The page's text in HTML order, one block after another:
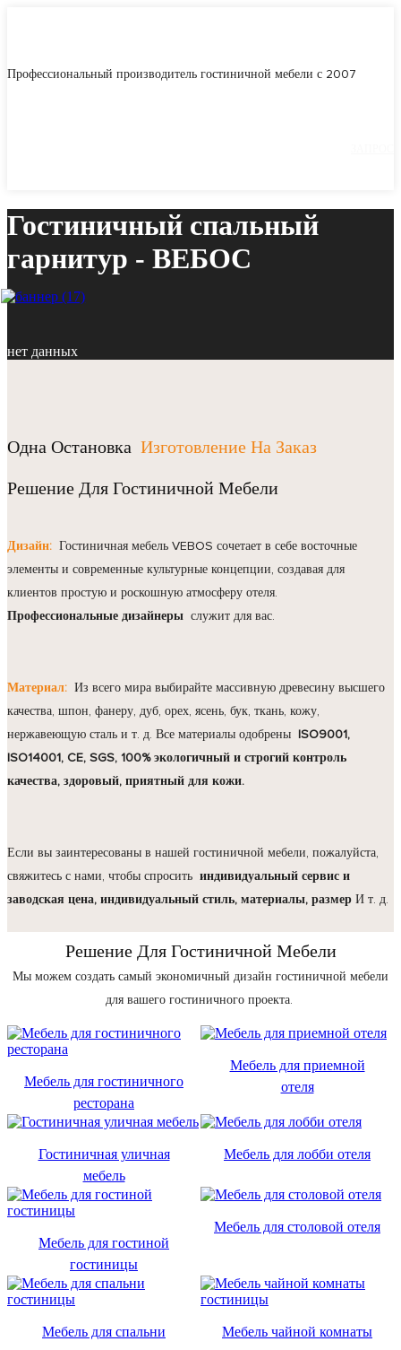
Профессиональный производитель гостиничной мебели с 2007
Гостиничный спальный
гарнитур - ВЕБОС
нет данных
Одна Остановка Изготовление На Заказ
Решение Для Гостиничной Мебели
Дизайн: Гостиничная мебель VEBOS сочетает в себе восточные
элементы и современные культурные концепции, создавая для
клиентов простую и роскошную атмосферу отеля.
Профессиональные дизайнеры служит для вас.
Материал: Из всего мира выбирайте массивную древесину высшего
качества, шпон, фанеру, дуб, орех, ясень, бук, ткань, кожу,
нержавеющую сталь и т. д. Все материалы одобрены
ISO9001,
ISO14001, CE, SGS, 100% экологичный и строгий контроль
качества, здоровый, приятный для кожи.
Если вы заинтересованы в нашей гостиничной мебели, пожалуйста,
свяжитесь с нами, чтобы спросить индивидуальный сервис и
заводская цена, индивидуальный стиль, материалы, размер И т. д.
Решение Для Гостиничной Мебели
Мы можем создать самый экономичный дизайн гостиничной мебели
для вашего гостиничного проекта.
Мебель для гостиничного
ресторана
Мебель для приемной
отеля
Гостиничная уличная
мебель
Мебель для лобби отеля
Мебель для гостиной
гостиницы
Мебель для столовой отеля
Мебель для спальни
Мебель чайной комнаты